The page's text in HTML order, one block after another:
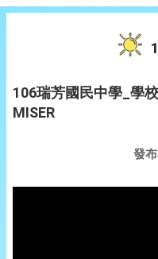
106瑞芳國民中學_學
MISER
發布